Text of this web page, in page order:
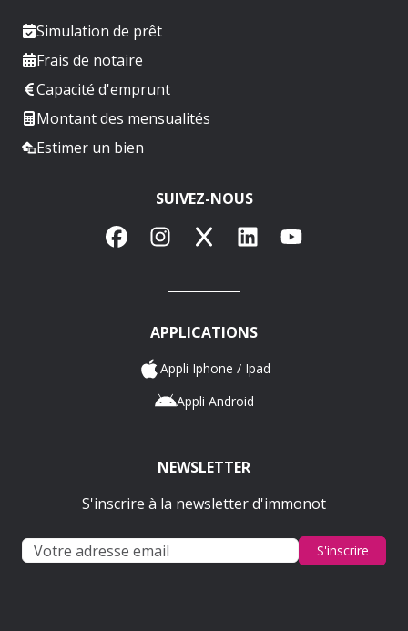
Simulation de prêt
Frais de notaire
Capacité d'emprunt
Montant des mensualités
Estimer un bien
SUIVEZ-NOUS
FacebookInstagram
X LinkedInYouTube
APPLICATIONS
Appli Iphone / Ipad
Appli Android
NEWSLETTER
S'inscrire à la newsletter d'immonot
S'inscrire